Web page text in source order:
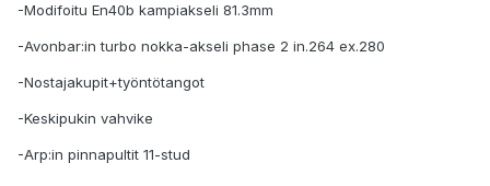
-Modifoitu En40b kampiakseli 81.3mm
-Avonbar:in turbo nokka-akseli phase 2 in.264 ex.280
-Nostajakupit+työntötangot
-Keskipukin vahvike
-Arp:in pinnapultit 11-stud